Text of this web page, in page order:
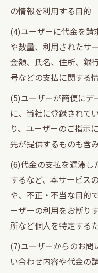
の情報を利用する目的
(4)ユーザーに代金を請
や数量、利用されたサ
金額、氏名、住所、銀
号などの支払に関する
(5)ユーザーが簡便にデ
に、当社に登録されて
り、ユーザーのご指示
先が提供するものも含
(6)代金の支払を遅滞し
するなど、本サービス
や、不正・不当な目的
ーザーの利用をお断り
所など個人を特定する
(7)ユーザーからのお問
い合わせ内容や代金の